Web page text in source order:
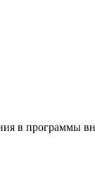
в программы